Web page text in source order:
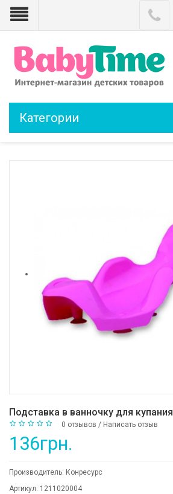
Категории
Подставка в ванночку для купания
0 отзывов / Написать отзыв
136грн.
Производитель: Конресурс
Артикул: 1211020004